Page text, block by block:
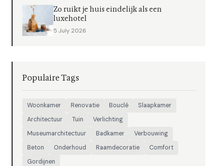
Zo ruikt je huis eindelijk als een
luxehotel
5 July 2026
Populaire Tags
Woonkamer Renovatie Bouclé
Slaapkamer
Architectuur
Tuin
Verlichting
Museumarchitectuur
Badkamer
Verbouwing
Beton
Onderhoud Raamdecoratie
Comfort
Gordijnen